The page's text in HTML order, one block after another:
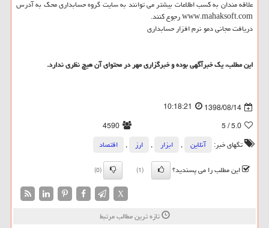
علاقه مندان به كسب اطلاعات بیشتر می توانند به سایت گروه حسابداری محك به آدرس
www.mahaksoft.com رجوع كنند.
دریافت مجانی دمو نرم افزار حسابداری
این مطلب، یك خبرآگهی بوده و خبرگزاری مهر در محتوای آن هیچ نظری ندارد.
1398/08/14
10:18:21
5.0
/ 5
4590
تگهای خبر:
آنلاین , ابزار , ارز ,
اقتصاد
این مطلب را می پسندید؟
(1)
(0)
X
تازه ترین مطالب مرتبط